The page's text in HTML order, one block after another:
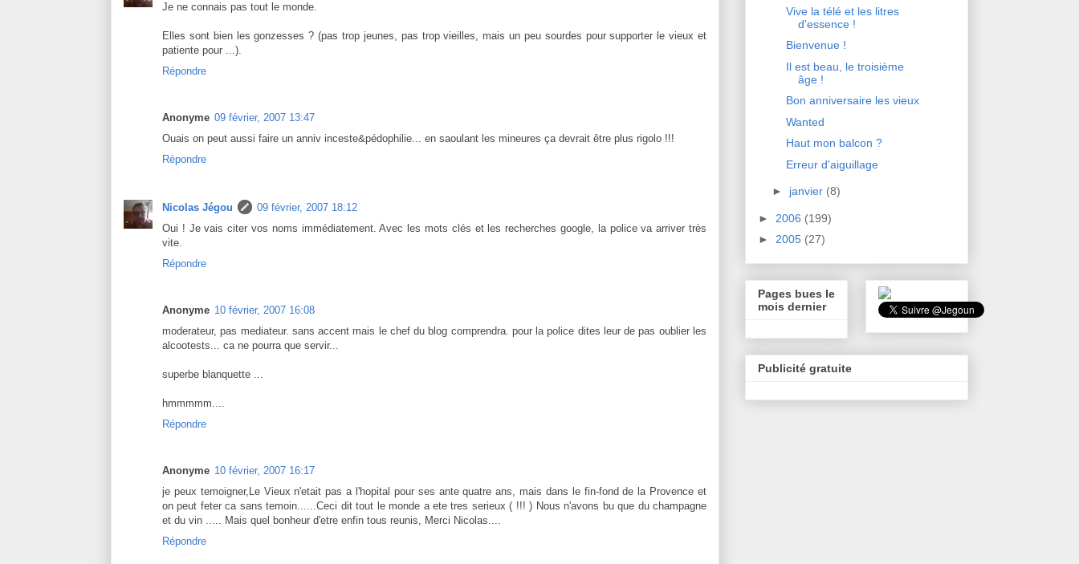
Je ne connais pas tout le monde.
Elles sont bien les gonzesses ? (pas trop jeunes, pas trop vieilles, mais un peu sourdes pour supporter le vieux et
patiente pour ...).
Répondre
Anonyme 09 février, 2007 13:47
Ouais on peut aussi faire un anniv inceste&pédophilie... en saoulant les mineures ça devrait être plus rigolo !!!
Répondre
Nicolas Jégou
09 février, 2007 18:12
Oui ! Je vais citer vos noms immédiatement. Avec les mots clés et les recherches google, la police va arriver très
vite.
Répondre
Anonyme 10 février, 2007 16:08
moderateur, pas mediateur. sans accent mais le chef du blog comprendra. pour la police dites leur de pas oublier les
alcootests... ca ne pourra que servir...
superbe blanquette ...
hmmmmm....
Répondre
Anonyme 10 février, 2007 16:17
je peux temoigner,Le Vieux n'etait pas a l'hopital pour ses ante quatre ans, mais dans le fin-fond de la Provence et
on peut feter ca sans temoin......Ceci dit tout le monde a ete tres serieux ( !!! ) Nous n'avons bu que du champagne
et du vin ..... Mais quel bonheur d'etre enfin tous reunis, Merci Nicolas....
Répondre
Vive la télé et les litres
d'essence !
Bienvenue !
Il est beau, le troisième
âge !
Bon anniversaire les vieux
Wanted
Haut mon balcon ?
Erreur d'aiguillage
► janvier (8)
► 2006 (199)
► 2005 (27)
Pages bues le
mois dernier
Publicité gratuite